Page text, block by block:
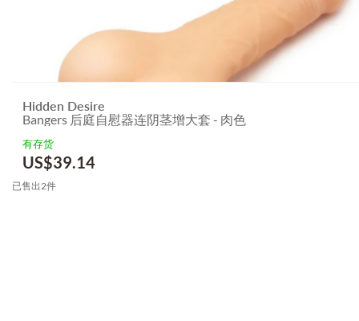
Hidden Desire
Bangers 后庭自慰器连阴茎增大套 - 肉色
有存货
US$39.14
已售出2件